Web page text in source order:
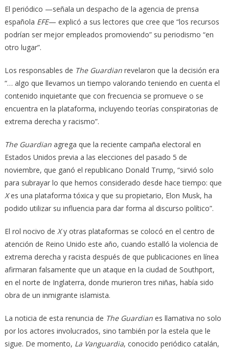
El periódico —señala un despacho de la agencia de prensa
española EFE— explicó a sus lectores que cree que “los recursos
podrían ser mejor empleados promoviendo” su periodismo “en
otro lugar”.
Los responsables de The Guardianrevelaron que la decisión era
“… algo que llevamos un tiempo valorando teniendo en cuenta el
contenido inquietante que con frecuencia se promueve o se
encuentra en la plataforma, incluyendo teorías conspiratorias de
extrema derecha y racismo”.
The Guardianagrega que la reciente campaña electoral en
Estados Unidos previa a las elecciones del pasado 5 de
noviembre, que ganó el republicano Donald Trump, “sirvió solo
para subrayar lo que hemos considerado desde hace tiempo: que
Xes una plataforma tóxica y que su propietario, Elon Musk, ha
podido utilizar su influencia para dar forma al discurso político”.
El rol nocivo de Xy otras plataformas se colocó en el centro de
atención de Reino Unido este año, cuando estalló la violencia de
extrema derecha y racista después de que publicaciones en línea
afirmaran falsamente que un ataque en la ciudad de Southport,
en el norte de Inglaterra, donde murieron tres niñas, había sido
obra de un inmigrante islamista.
La noticia de esta renuncia de The Guardianes llamativa no solo
por los actores involucrados, sino también por la estela que le
sigue. De momento, La Vanguardia, conocido periódico catalán,